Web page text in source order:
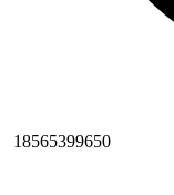
18565399650